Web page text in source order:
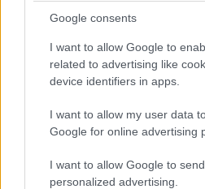
Google consents
I want to allow Google to
related to advertising like
device identifiers in apps.
I want to allow my user data
Google for online advertising
I want to allow Google to
personalized advertising.